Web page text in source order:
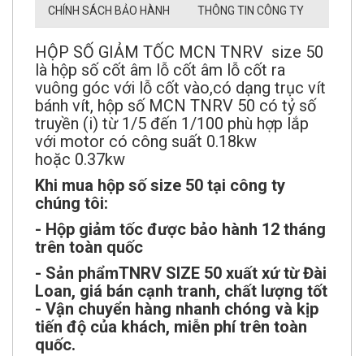
CHÍNH SÁCH BẢO HÀNH THÔNG TIN CÔNG TY
HỘP SỐ GIẢM TỐC MCN TNRV size 50
là hộp số cốt âm lỗ cốt âm lỗ cốt ra
vuông góc với lỗ cốt vào,có dạng trục vít
bánh vít, hộp số MCN TNRV 50 có tỷ số
truyền (i) từ 1/5 đến 1/100 phù hợp lắp
với motor có công suất 0.18kw
hoặc 0.37kw
Khi mua hộp số size 50 tại công ty
chúng tôi:
- Hộp giảm tốc được bảo hành 12 tháng
trên toàn quốc
- Sản phẩmTNRV SIZE 50 xuất xứ từ Đài
Loan, giá bán cạnh tranh, chất lượng tốt
- Vận chuyển hàng nhanh chóng và kịp
tiến độ của khách, miễn phí trên toàn
quốc.